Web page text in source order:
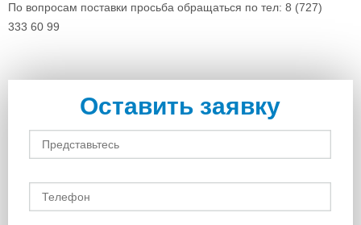
Оставить заявку
По вопросам поставки просьба обращаться по тел: 8 (727)
333 60 99